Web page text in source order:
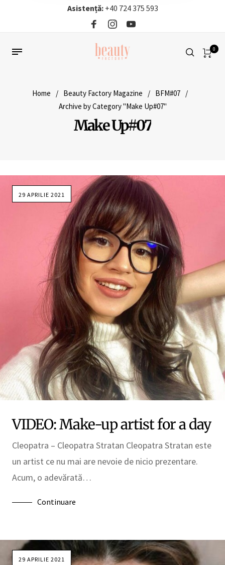
Asistență: +40 724 375 593‬
0
Home / Beauty Factory Magazine / BFM#07 /
Archive by Category "Make Up#07"
Make Up#07
29 APRILIE 2021
VIDEO: Make-up artist for a day
Cleopatra – Cleopatra Stratan Cleopatra Stratan este
un artist ce nu mai are nevoie de nicio prezentare.
Acum, o adevărată…
Continuare
29 APRILIE 2021